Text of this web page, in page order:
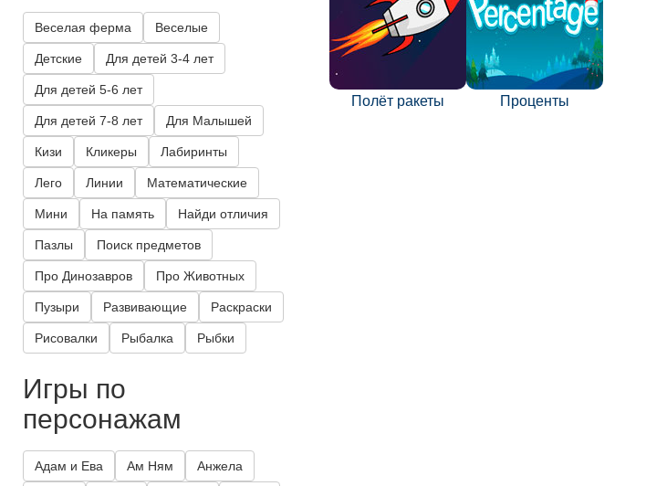
Полёт ракеты Проценты
Веселая ферма Веселые
Детские Для детей 3-4 лет
Для детей 5-6 лет
Для детей 7-8 лет Для Малышей
Кизи Кликеры Лабиринты
Лего Линии Математические
Мини На память Найди отличия
Пазлы Поиск предметов
Про Динозавров Про Животных
Пузыри Развивающие Раскраски
Рисовалки Рыбалка Рыбки
Игры по
персонажам
Адам и Ева Ам Ням Анжела